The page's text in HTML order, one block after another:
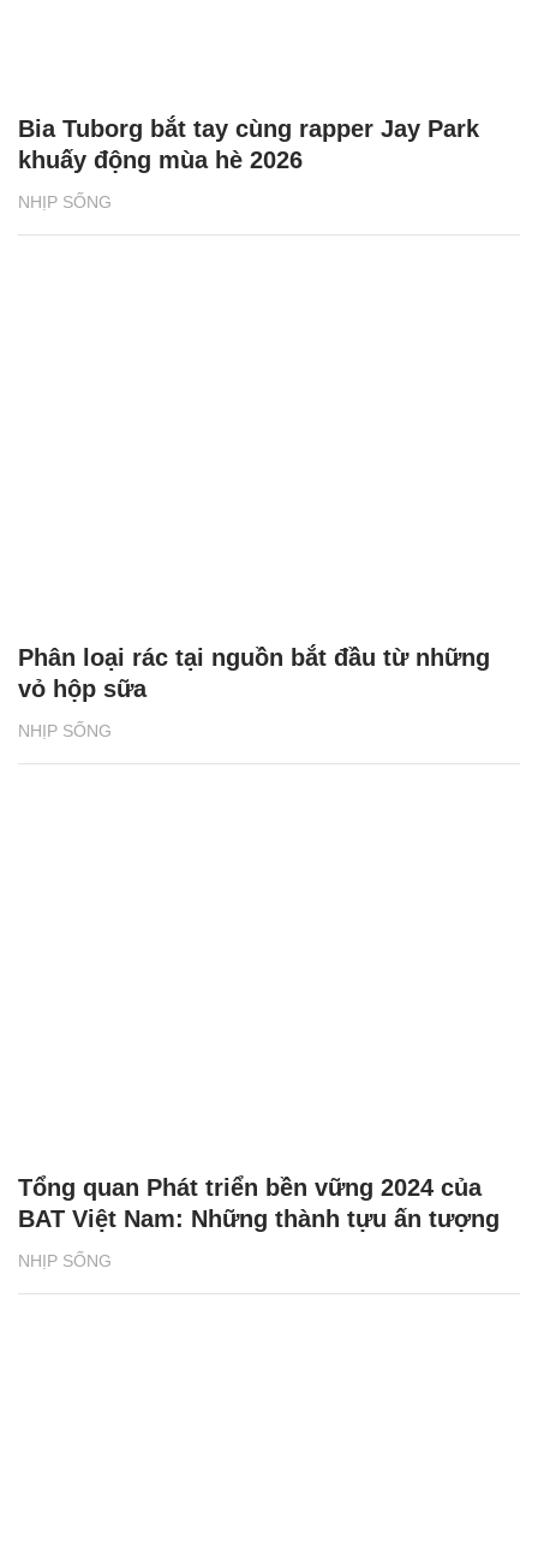
NHỊP SỐNG
Bia Tuborg bắt tay cùng rapper Jay Park
khuấy động mùa hè 2026
NHỊP SỐNG
Phân loại rác tại nguồn bắt đầu từ những
vỏ hộp sữa
NHỊP SỐNG
Tổng quan Phát triển bền vững 2024 của
BAT Việt Nam: Những thành tựu ấn tượng